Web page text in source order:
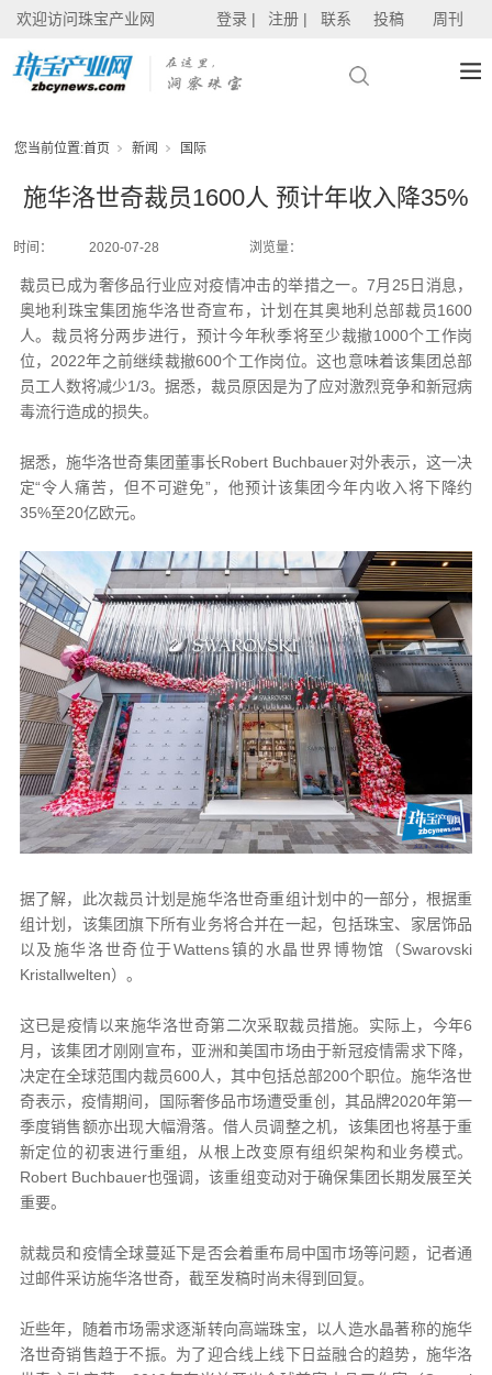
欢迎访问珠宝产业网 登录 | 注册 | 联系 投稿 周刊
您当前位置:首页 新闻 国际
施华洛世奇裁员1600人 预计年收入降35%
时间： 2020-07-28 浏览量：
裁员已成为奢侈品行业应对疫情冲击的举措之一。7月25日消息，
奥地利珠宝集团施华洛世奇宣布，计划在其奥地利总部裁员1600
人。裁员将分两步进行，预计今年秋季将至少裁撤1000个工作岗
位，2022年之前继续裁撤600个工作岗位。这也意味着该集团总部
员工人数将减少1/3。据悉，裁员原因是为了应对激烈竞争和新冠病
毒流行造成的损失。
据悉，施华洛世奇集团董事长Robert Buchbauer对外表示，这一决
定“令人痛苦，但不可避免”，他预计该集团今年内收入将下降约
35%至20亿欧元。
据了解，此次裁员计划是施华洛世奇重组计划中的一部分，根据重
组计划，该集团旗下所有业务将合并在一起，包括珠宝、家居饰品
以及施华洛世奇位于Wattens镇的水晶世界博物馆（Swarovski
Kristallwelten）。
这已是疫情以来施华洛世奇第二次采取裁员措施。实际上，今年6
月，该集团才刚刚宣布，亚洲和美国市场由于新冠疫情需求下降，
决定在全球范围内裁员600人，其中包括总部200个职位。施华洛世
奇表示，疫情期间，国际奢侈品市场遭受重创，其品牌2020年第一
季度销售额亦出现大幅滑落。借人员调整之机，该集团也将基于重
新定位的初衷进行重组，从根上改变原有组织架构和业务模式。
Robert Buchbauer也强调，该重组变动对于确保集团长期发展至关
重要。
就裁员和疫情全球蔓延下是否会着重布局中国市场等问题，记者通
过邮件采访施华洛世奇，截至发稿时尚未得到回复。
近些年，随着市场需求逐渐转向高端珠宝，以人造水晶著称的施华
洛世奇销售趋于不振。为了迎合线上线下日益融合的趋势，施华洛